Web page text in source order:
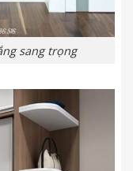
sang trọng